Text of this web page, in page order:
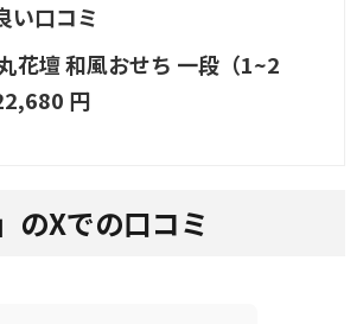
い口コミ
花壇 和風おせち 一段（1~2
円
のXでの口コミ